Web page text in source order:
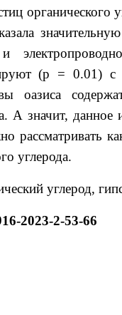
органического
и
(p = 0.01)
оазиса
А значит,
рассматривать
углерода.
углерод,
2023-2-53-66